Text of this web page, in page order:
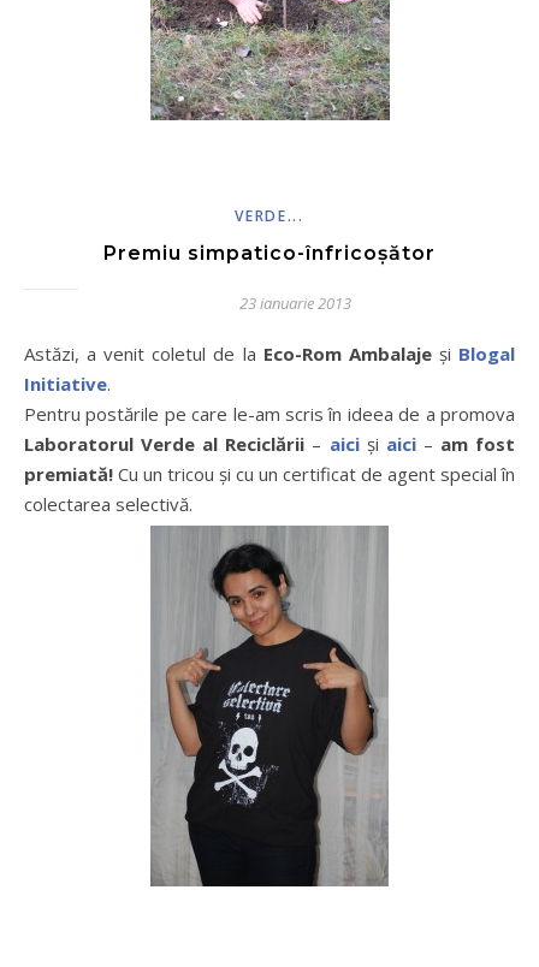
VERDE...
Premiu simpatico-înfricoșător
23 ianuarie 2013
Astăzi, a venit coletul de la Eco-Rom Ambalajeși Blogal
Initiative.
Pentru postările pe care le-am scris în ideea de a promova
Laboratorul Verde al Reciclării – aiciși aici– am fost
premiată! Cu un tricou și cu un certificat de agent special în
colectarea selectivă.